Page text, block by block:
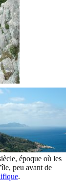
époque où les
peu avant de
.